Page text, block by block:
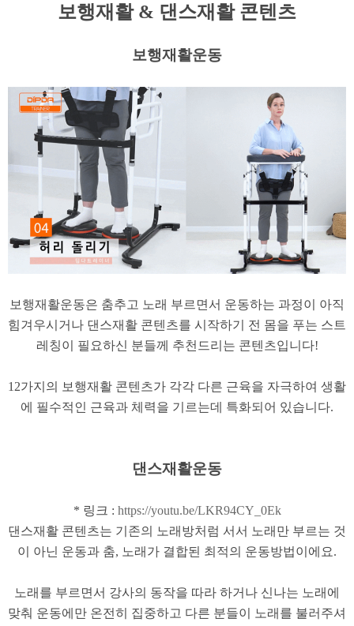
보행재활 & 댄스재활 콘텐츠
보행재활운동
보행재활운동은 춤추고 노래 부르면서 운동하는 과정이 아직
힘겨우시거나 댄스재활 콘텐츠를 시작하기 전 몸을 푸는 스트
레칭이 필요하신 분들께 추천드리는 콘텐츠입니다!
12가지의 보행재활 콘텐츠가 각각 다른 근육을 자극하여 생활
에 필수적인 근육과 체력을 기르는데 특화되어 있습니다.
댄스재활운동
* 링크 : https://youtu.be/LKR94CY_0Ek
댄스재활 콘텐츠​는 기존의 노래방처럼 서서 노래만 부르는 것
이 아닌 ​운동과 춤, 노래가 결합된 최적의 운동방법이에요.
노래를 부르면서 강사의 동작을 따라 하거나 신나는 노래에
맞춰 운동에만 온전히 집중하고 ​다른 분들이 노래를 불러주셔